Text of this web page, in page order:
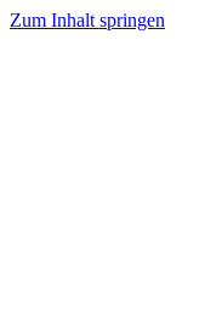
Zum Inhalt springen